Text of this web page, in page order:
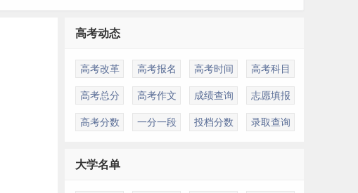
高考动态
高考改革 高考报名 高考时间 高考科目
高考总分 高考作文 成绩查询 志愿填报
高考分数 一分一段 投档分数 录取查询
大学名单